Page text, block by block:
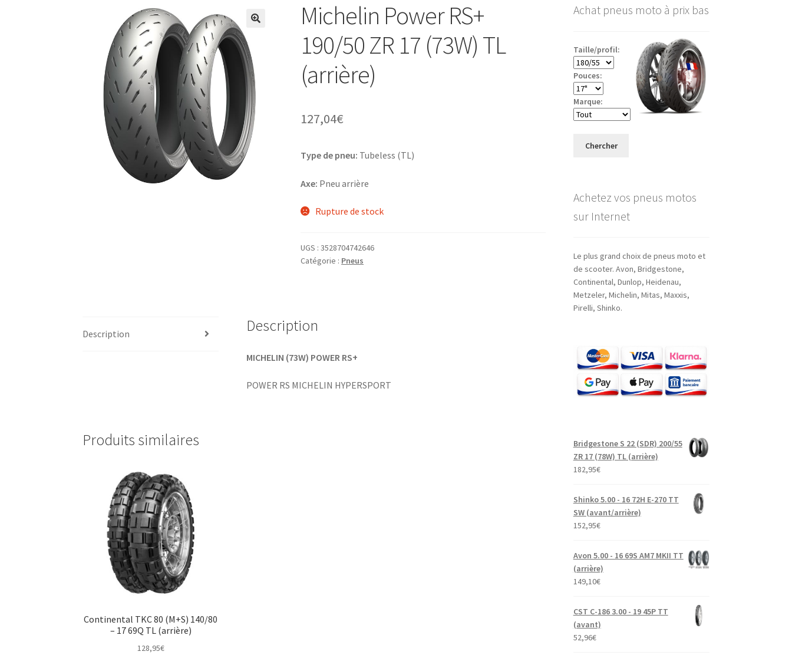
Michelin Power RS+
190/50 ZR 17 (73W) TL
(arrière)
127,04€
Type de pneu: Tubeless (TL)
Axe: Pneu arrière
Rupture de stock
UGS :3528704742646
Catégorie : Pneus
Description Description
MICHELIN (73W) POWER RS+
POWER RS MICHELIN HYPERSPORT
Produits similaires
Continental TKC 80 (M+S) 140/80
– 17 69Q TL (arrière)
128,95€
Achat pneus moto à prix bas
Taille/profil:
Pouces:
Marque:
Chercher
Achetez vos pneus motos
sur Internet
Le plus grand choix de pneus moto et
de scooter. Avon, Bridgestone,
Continental, Dunlop, Heidenau,
Metzeler, Michelin, Mitas, Maxxis,
Pirelli, Shinko.
Bridgestone S 22 (SDR) 200/55
ZR 17 (78W) TL (arrière)
182,95€
Shinko 5.00 - 16 72H E-270 TT
SW (avant/arrière)
152,95€
Avon 5.00 - 16 69S AM7 MKII TT
(arrière)
149,10€
CST C-186 3.00 - 19 45P TT
(avant)
52,96€